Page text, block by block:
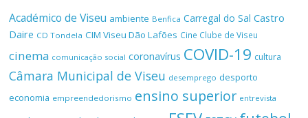
Académico de Viseu ambiente Benfica Carregal do Sal Castro
Daire CD Tondela CIM Viseu Dão Lafões Cine Clube de Viseu
cinema comunicação social coronavírus COVID-19 cultura
Câmara Municipal de Viseu desemprego desporto
economia empreendedorismo ensino superior entrevista